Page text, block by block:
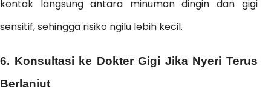
kontak langsung antara minuman dingin dan gigi
sensitif, sehingga risiko ngilu lebih kecil.
6. Konsultasi ke Dokter Gigi Jika Nyeri Terus
Berlanjut